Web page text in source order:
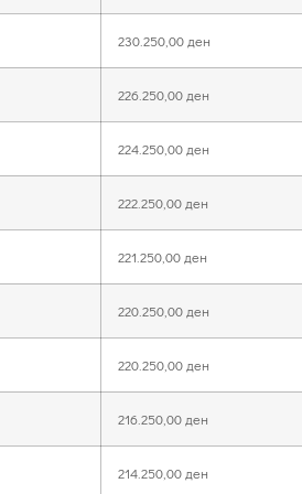
230.250,00 ден
226.250,00 ден
224.250,00 ден
222.250,00 ден
221.250,00 ден
220.250,00 ден
220.250,00 ден
216.250,00 ден
214.250,00 ден